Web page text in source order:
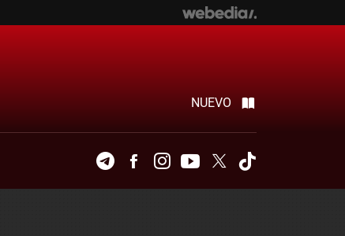
NUEVO
TelegramFacebookInstagramYoutubeTwitter